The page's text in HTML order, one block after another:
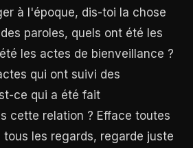
à l'époque, dis-toi la chose
paroles, quels ont été les
les actes de bienveillance ?
qui ont suivi des
ce qui a été fait
cette relation ? Efface toutes
tous les regards, regarde juste